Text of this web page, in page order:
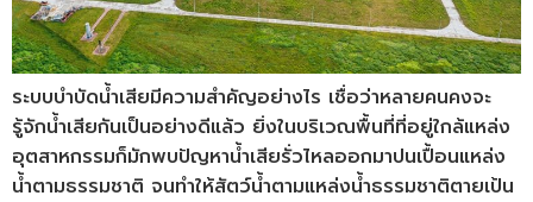
ระบบบำบัดน้ำเสียมีความสำคัญอย่างไร เชื่อว่าหลายคนคงจะ
รู้จักน้ำเสียกันเป็นอย่างดีแล้ว ยิ่งในบริเวณพื้นที่ที่อยู่ใกล้แหล่ง
อุตสาหกรรมก็มักพบปัญหาน้ำเสียรั่วไหลออกมาปนเปื้อนแหล่ง
น้ำตามธรรมชาติ จนทำให้สัตว์น้ำตามแหล่งน้ำธรรมชาติตายเป้น